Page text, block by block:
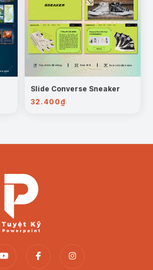
Địa Phương:Cung cấp thông
sau sáp nhập phục vụ phát
tư.
Xã Hội:Cập nhật thông tin
chính trên các kênh truyền
+ Bản quyền sản phẩm.
Đồ Việt Nam 34 Tỉnh, Thành
Sáp Nhập” là công cụ hiệu quả
tải thông tin quan trọng về sự
bài thuyết trình của bạn trở
nghiệp và dễ hiểu.
Slide Converse Sneaker
32.400₫